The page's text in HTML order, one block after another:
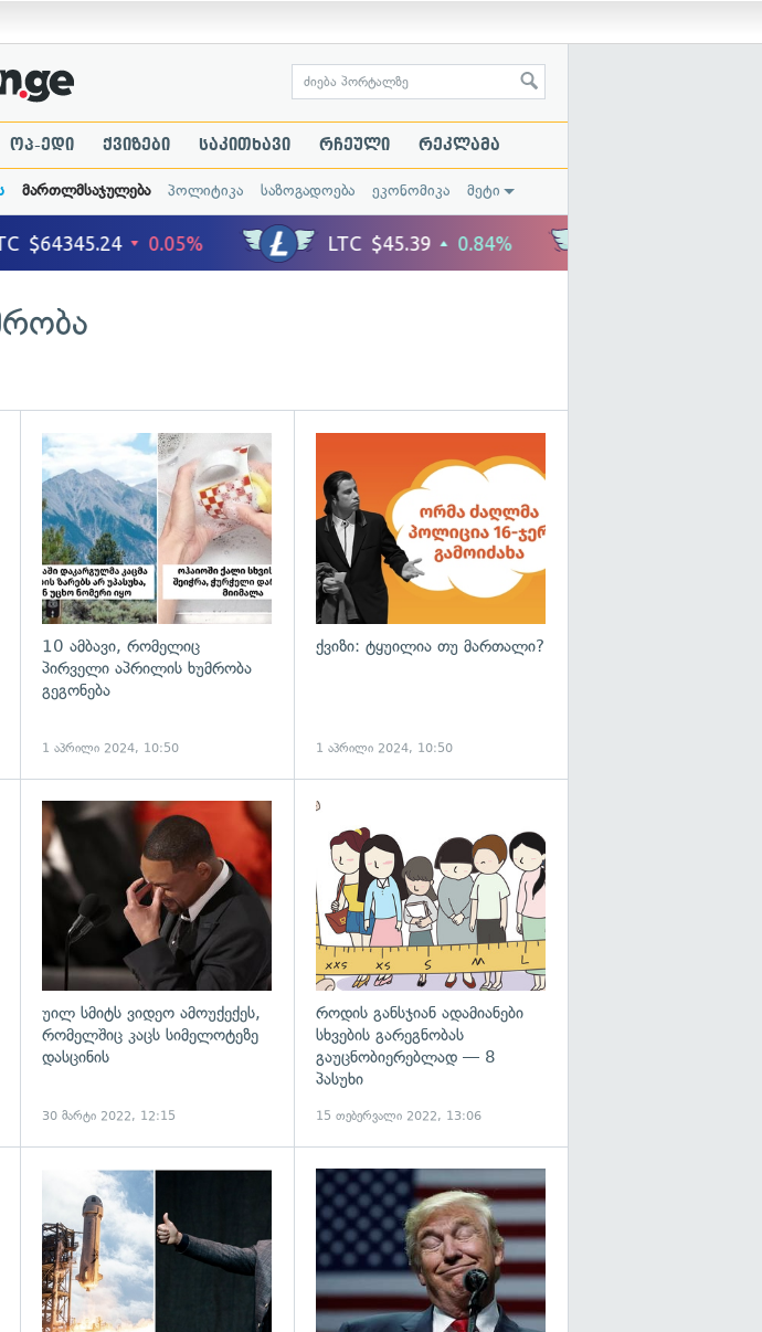
ოპ-ედი ქვიზები საკითხავი რჩეული რეკლამა
მართლმსაჯულება პოლიტიკა საზოგადოება ეკონომიკა მეტი
10 ამბავი, რომელიც
პირველი აპრილის ხუმრობა
გეგონება
1 აპრილი 2024, 10:50
ქვიზი: ტყუილია თუ მართალი?
1 აპრილი 2024, 10:50
გადახედვა
უილ სმიტს ვიდეო ამოუქექეს,
რომელშიც კაცს სიმელოტეზე
დასცინის
30 მარტი 2022, 12:15
როდის განსჯიან ადამიანები
სხვების გარეგნობას
გაუცნობიერებლად — 8
პასუხი
15 თებერვალი 2022, 13:06
გადახედვა